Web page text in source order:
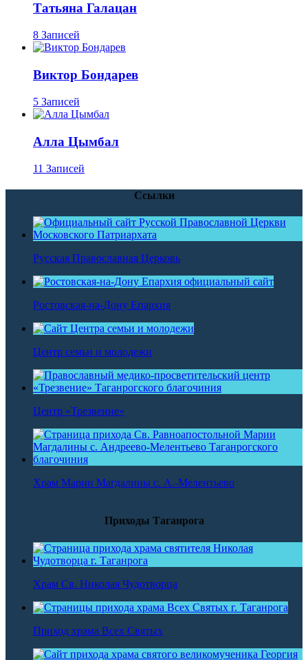
Татьяна Галацан
8 Записей
Виктор Бондарев
5 Записей
Алла Цымбал
11 Записей
Ссылки
Русская Православная Церковь
Ростовская-на-Дону Епархия
Центр семьи и молодежи
Центр «Трезвение»
Храм Марии Магдалины с. А.-Мелентьево
Приходы Таганрога
Храм Св. Николая Чудотворца
Приход храма Всех Святых